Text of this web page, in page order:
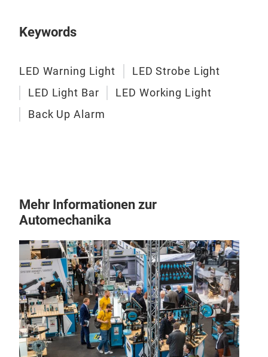
Keywords
LED Warning Light
LED Strobe Light
LED Light Bar
LED Working Light
Back Up Alarm
Mehr Informationen zur
Automechanika